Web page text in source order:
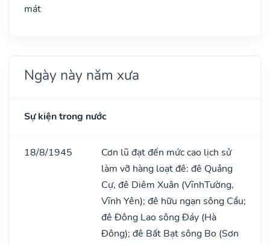
mát
Ngày này năm xưa
Sự kiện trong nước
18/8/1945
Cơn lũ đạt đến mức cao lịch sử
làm vỡ hàng loạt đê: đê Quảng
Cự, đê Diêm Xuân (VĩnhTường,
Vĩnh Yên); đê hữu ngạn sông Cầu;
đê Đông Lao sông Đáy (Hà
Đông); đê Bất Bạt sông Bo (Sơn